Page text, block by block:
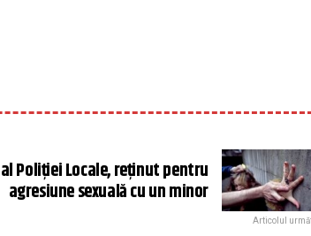
Poliţiei Locale, reținut pentru
agresiune sexuală cu un minor
Articolul